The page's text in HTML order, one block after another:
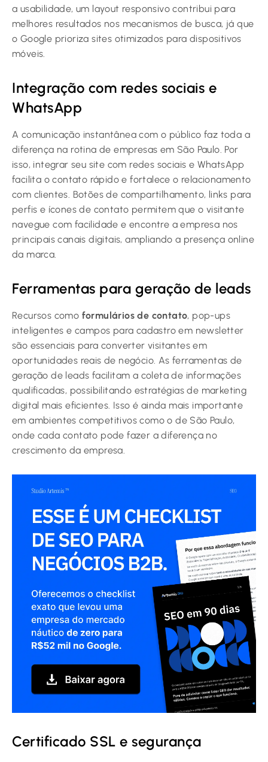
a usabilidade, um layout responsivo contribui para
melhores resultados nos mecanismos de busca, já que
o Google prioriza sites otimizados para dispositivos
móveis.
Integração com redes sociais e
WhatsApp
A comunicação instantânea com o público faz toda a
diferença na rotina de empresas em São Paulo. Por
isso, integrar seu site com redes sociais e WhatsApp
facilita o contato rápido e fortalece o relacionamento
com clientes. Botões de compartilhamento, links para
perfis e ícones de contato permitem que o visitante
navegue com facilidade e encontre a empresa nos
principais canais digitais, ampliando a presença online
da marca.
Ferramentas para geração de leads
Recursos como formulários de contato, pop-ups
inteligentes e campos para cadastro em newsletter
são essenciais para converter visitantes em
oportunidades reais de negócio. As ferramentas de
geração de leads facilitam a coleta de informações
qualificadas, possibilitando estratégias de marketing
digital mais eficientes. Isso é ainda mais importante
em ambientes competitivos como o de São Paulo,
onde cada contato pode fazer a diferença no
crescimento da empresa.
Certificado SSL e segurança